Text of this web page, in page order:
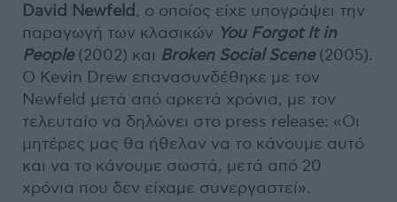
David Newfeld, ο οποίος είχε υπογράψει την
παραγωγή των κλασικών You Forgot It in
People(2002) και Broken Social Scene(2005).
Ο Kevin Drew επανασυνδέθηκε με τον
Newfeld μετά από αρκετά χρόνια, με τον
τελευταίο να δηλώνει στο press release: «Οι
μητέρες μας θα ήθελαν να το κάνουμε αυτό
και να το κάνουμε σωστά, μετά από 20
χρόνια που δεν είχαμε συνεργαστεί».